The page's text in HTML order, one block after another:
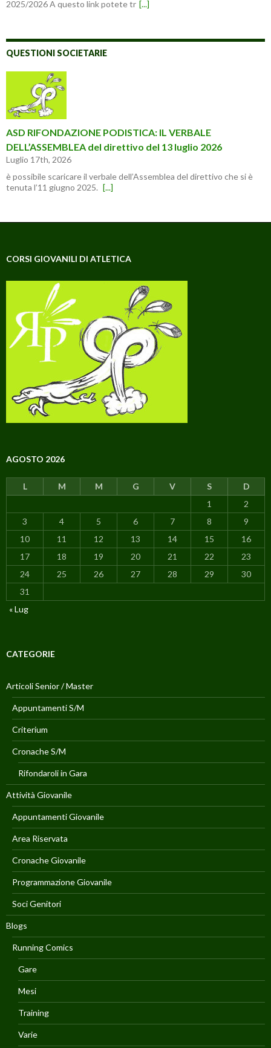
2025/2026 A questo link potete tr [...]
QUESTIONI SOCIETARIE
ASD RIFONDAZIONE PODISTICA: IL VERBALE
DELL’ASSEMBLEA del direttivo del 13 luglio 2026
Luglio 17th, 2026
è possibile scaricare il verbale dell’Assemblea del direttivo che si è
tenuta l’11 giugno 2025. [...]
CORSI GIOVANILI DI ATLETICA
AGOSTO 2026
L M M G V S
D
1
2
3
4 5 6 7 8
9
10
11 12 13 14 15
16
17
18 19 20 21 22
23
24
25 26 27 28 29
30
31
« Lug
CATEGORIE
Articoli Senior / Master
Appuntamenti S/M
Criterium
Cronache S/M
Rifondaroli in Gara
Attività Giovanile
Appuntamenti Giovanile
Area Riservata
Cronache Giovanile
Programmazione Giovanile
Soci Genitori
Blogs
Running Comics
Gare
Mesi
Training
Varie